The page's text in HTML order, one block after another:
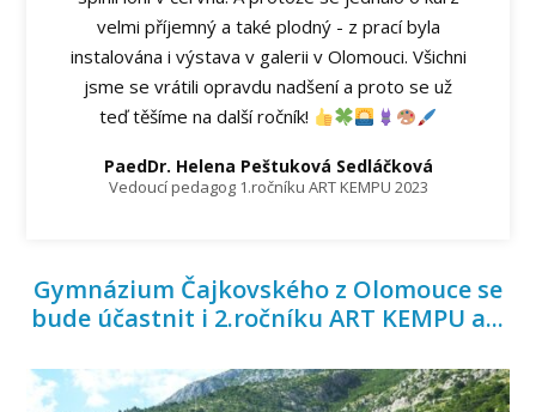
velmi příjemný a také plodný - z prací byla
instalována i výstava v galerii v Olomouci. Všichni
jsme se vrátili opravdu nadšení a proto se už
teď těšíme na další ročník!
PaedDr. Helena Peštuková Sedláčková
Vedoucí pedagog 1.ročníku ART KEMPU 2023
Gymnázium Čajkovského z Olomouce se
bude účastnit i 2.ročníku ART KEMPU a...